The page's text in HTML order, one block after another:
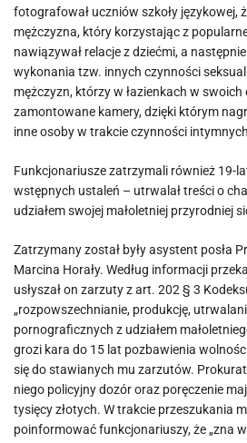
fotografował uczniów szkoły językowej,
mężczyzna, który korzystając z
nawiązywał relacje z dziećmi, a następnie
wykonania tzw. innych czynności
mężczyzn, którzy w łazienkach w swoich
zamontowane kamery, dzięki którym
inne osoby w trakcie czynności
Funkcjonariusze zatrzymali również 19-
wstępnych ustaleń – utrwalał treści o
udziałem swojej małoletniej przyrodniej
Zatrzymany został były asystent posła
Marcina Horały. Według informacji
usłyszał on zarzuty z art. 202 § 3
„rozpowszechnianie, produkcję,
pornograficznych z udziałem
grozi kara do 15 lat pozbawienia
się do stawianych mu zarzutów.
niego policyjny dozór oraz poręczenie
tysięcy złotych. W trakcie przeszukania
poinformować funkcjonariuszy, że „zna